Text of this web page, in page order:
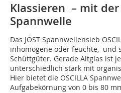
Klassieren – mit der
Spannwelle
Das JÖST Spannwellensieb
inhomogene oder feuchte, und
Schüttgüter. Gerade Altglas ist
unterschiedlich stark mit
Hier bietet die OSCILLA
Aufgabekörnung von 0 bis 80